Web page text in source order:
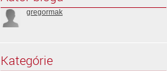
gregormak
Kategórie